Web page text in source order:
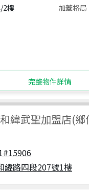
2樓 加蓋格局
完整物件詳情
和緯武聖加盟店(
緯路四段207號1樓